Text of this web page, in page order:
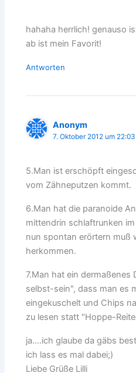
hahaha herrlich! genauso
ab ist mein Favorit!
Antworten
Anonym
7. Oktober 2012 um
5.Man ist erschöpft
vom Zähneputzen kommt.
6.Man hat die paranoide
mittendrin schlaftrunken
nun spontan erörtern muß
herkommen.
7.Man hat ein
selbst-sein", dass man es
eingekuschelt und Chips
zu lesen statt "Hoppe-
ja….ich glaube da gäbs
ich lass es mal dabei;)
Liebe Grüße Lilli